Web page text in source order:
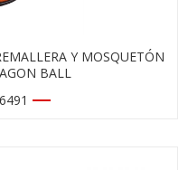
Y MOSQUETÓN
BALL